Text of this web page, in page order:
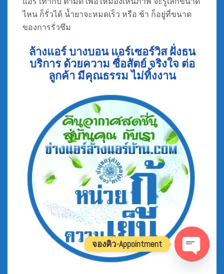
ไหน ก็รั่วได้ น้ำยาจะหมดเร็ว หรือ ช้า ก็อยู่ที่ขนาด
ของการรั่วซึม
ล้างแอร์ บางบอน แอร์เซอร์วิส ฝั่งธน
บริการ ด้วยความ ซื่อสัตย์ จริงใจ ต่อ
ลูกค้า มีคุณธรรม ไม่ทิ้งงาน
จองคิว-Appointment